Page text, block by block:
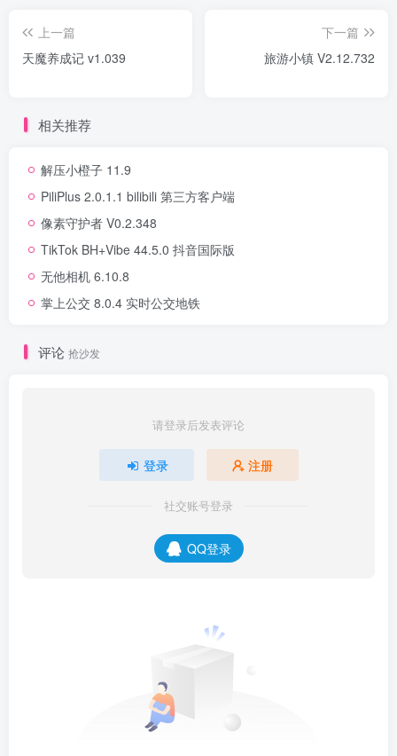
上一篇
天魔养成记 v1.039
下一篇
旅游小镇 V2.12.732
相关推荐
解压小橙子 11.9
PiliPlus 2.0.1.1 bilibili 第三方客户端
像素守护者 V0.2.348
TikTok BH+Vibe 44.5.0 抖音国际版
无他相机 6.10.8
掌上公交 8.0.4 实时公交地铁
评论 抢沙发
请登录后发表评论
登录 注册
社交账号登录
QQ登录